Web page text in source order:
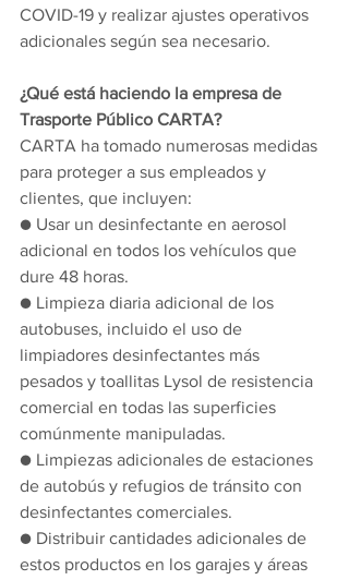
COVID-19 y realizar ajustes operativos
adicionales según sea necesario.
¿Qué está haciendo la empresa de
Trasporte Público CARTA?
CARTA ha tomado numerosas medidas
para proteger a sus empleados y
clientes, que incluyen:
● Usar un desinfectante en aerosol
adicional en todos los vehículos que
dure 48 horas.
● Limpieza diaria adicional de los
autobuses, incluido el uso de
limpiadores desinfectantes más
pesados y toallitas Lysol de resistencia
comercial en todas las superficies
comúnmente manipuladas.
● Limpiezas adicionales de estaciones
de autobús y refugios de tránsito con
desinfectantes comerciales.
● Distribuir cantidades adicionales de
estos productos en los garajes y áreas